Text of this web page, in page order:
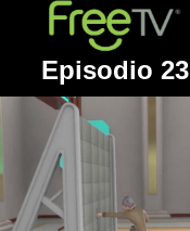
Episodio 23